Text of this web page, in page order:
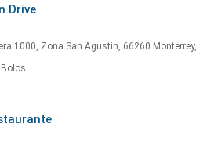
Drive
1000, Zona San Agustín, 66260 Monterrey,